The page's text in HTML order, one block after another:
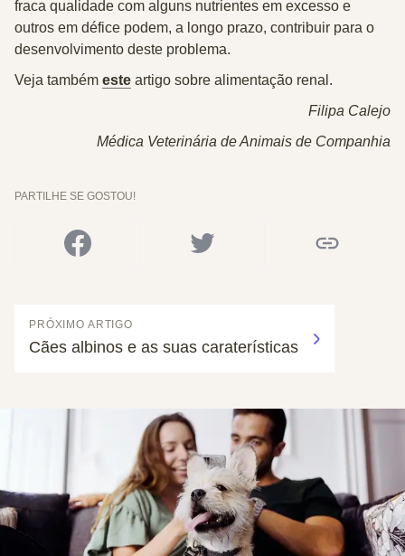
fraca qualidade com alguns nutrientes em excesso e
outros em défice podem, a longo prazo, contribuir para o
desenvolvimento deste problema.
Veja também este artigo sobre alimentação renal.
Filipa Calejo
Médica Veterinária de Animais de Companhia
PARTILHE SE GOSTOU!
PRÓXIMO ARTIGO
Cães albinos e as suas caraterísticas